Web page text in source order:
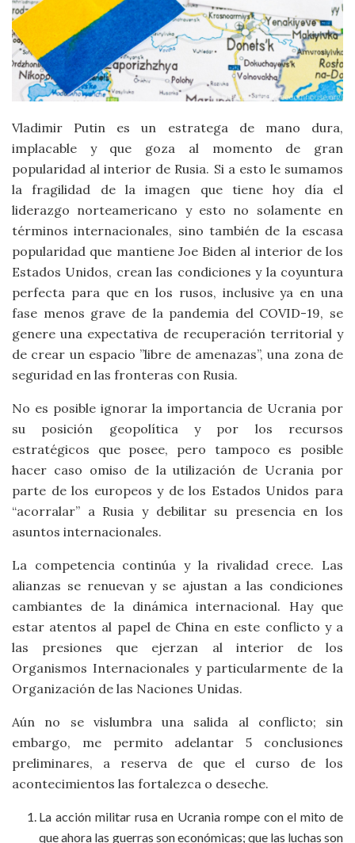
Vladimir Putin es un estratega de mano dura,
implacable y que goza al momento de gran
popularidad al interior de Rusia. Si a esto le sumamos
la fragilidad de la imagen que tiene hoy día el
liderazgo norteamericano y esto no solamente en
términos internacionales, sino también de la escasa
popularidad que mantiene Joe Biden al interior de los
Estados Unidos, crean las condiciones y la coyuntura
perfecta para que en los rusos, inclusive ya en una
fase menos grave de la pandemia del COVID-19, se
genere una expectativa de recuperación territorial y
de crear un espacio ”libre de amenazas”, una zona de
seguridad en las fronteras con Rusia.
No es posible ignorar la importancia de Ucrania por
su posición geopolítica y por los recursos
estratégicos que posee, pero tampoco es posible
hacer caso omiso de la utilización de Ucrania por
parte de los europeos y de los Estados Unidos para
“acorralar” a Rusia y debilitar su presencia en los
asuntos internacionales.
La competencia continúa y la rivalidad crece. Las
alianzas se renuevan y se ajustan a las condiciones
cambiantes de la dinámica internacional. Hay que
estar atentos al papel de China en este conflicto y a
las presiones que ejerzan al interior de los
Organismos Internacionales y particularmente de la
Organización de las Naciones Unidas.
Aún no se vislumbra una salida al conflicto; sin
embargo, me permito adelantar 5 conclusiones
preliminares, a reserva de que el curso de los
acontecimientos las fortalezca o deseche.
La acción militar rusa en Ucrania rompe con el mito de
que ahora las guerras son económicas; que las luchas son